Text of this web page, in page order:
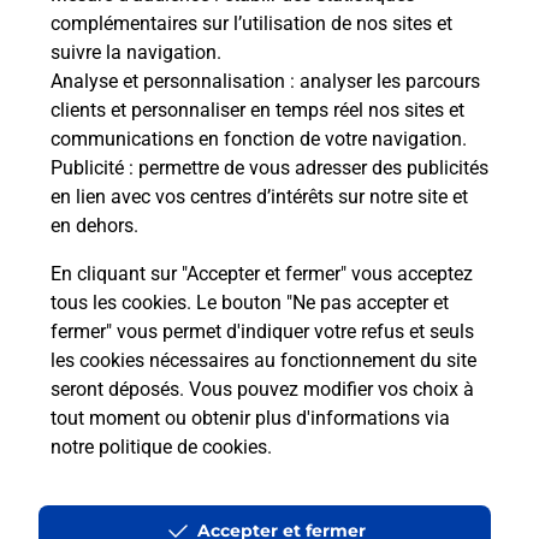
complémentaires sur l’utilisation de nos sites et
suivre la navigation.
Analyse et personnalisation : analyser les parcours
clients et personnaliser en temps réel nos sites et
communications en fonction de votre navigation.
Publicité : permettre de vous adresser des publicités
en lien avec vos centres d’intérêts sur notre site et
en dehors.
En cliquant sur "Accepter et fermer" vous acceptez
tous les cookies. Le bouton "Ne pas accepter et
fermer" vous permet d'indiquer votre refus et seuls
les cookies nécessaires au fonctionnement du site
seront déposés. Vous pouvez modifier vos choix à
tout moment ou obtenir plus d'informations via
notre politique de cookies.
Accepter et fermer
l'épreuve théorique du permis de
conduire ?
Comment avoir les résultats de
l'épreuve théorique du permis de
conduire ?
Combien de fautes pour l'épreuve
théorique du permis de conduire ?
À quel âge peut-on passer l'épreuve
théorique du permis de conduire ?